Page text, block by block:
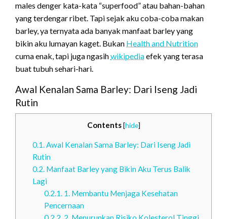
males denger kata-kata “superfood” atau bahan-bahan
yang terdengar ribet. Tapi sejak aku coba-coba makan
barley, ya ternyata ada banyak manfaat barley yang
bikin aku lumayan kaget. Bukan Health and Nutrition
cuma enak, tapi juga ngasihwikipediaefek yang terasa
buat tubuh sehari-hari.
Awal Kenalan Sama Barley: Dari Iseng Jadi
Rutin
Contents [hide]
0.1.Awal Kenalan Sama Barley: Dari Iseng Jadi
Rutin
0.2.Manfaat Barley yang Bikin Aku Terus Balik
Lagi
0.2.1.1. Membantu Menjaga Kesehatan
Pencernaan